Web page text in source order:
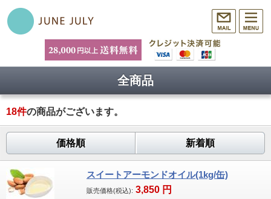
全商品
18件の商品がございます。
価格順 新着順
スイートアーモンドオイル(1kg/缶)
販売価格(税込): 3,850 円